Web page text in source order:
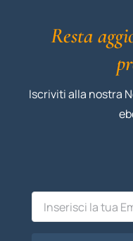
Resta
Iscriviti alla nostra